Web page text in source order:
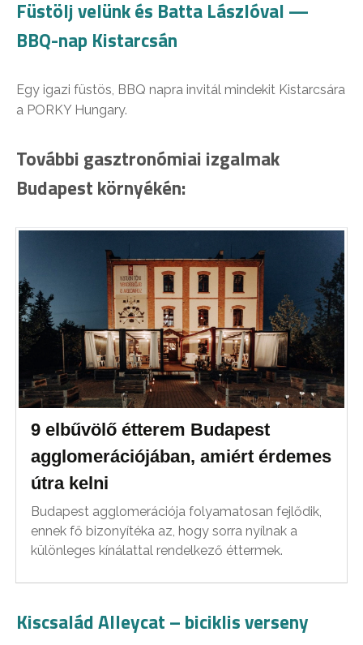
Füstölj velünk és Batta Lászlóval —
BBQ-nap Kistarcsán
Egy igazi füstös, BBQ napra invitál mindekit Kistarcsára
a PORKY Hungary.
További gasztronómiai izgalmak
Budapest környékén:
9 elbűvölő étterem Budapest
agglomerációjában, amiért érdemes
útra kelni
Budapest agglomerációja folyamatosan fejlődik,
ennek fő bizonyítéka az, hogy sorra nyílnak a
különleges kínálattal rendelkező éttermek.
Kiscsalád Alleycat – biciklis verseny